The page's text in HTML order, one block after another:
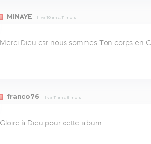
MINAYE Il y a 10 ans, 11 mois
Merci Dieu car nous sommes Ton corps en
franco76 Il y a 11 ans, 5 mois
Gloire à Dieu pour cette album